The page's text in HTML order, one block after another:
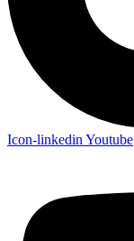
Icon-linkedin Youtube